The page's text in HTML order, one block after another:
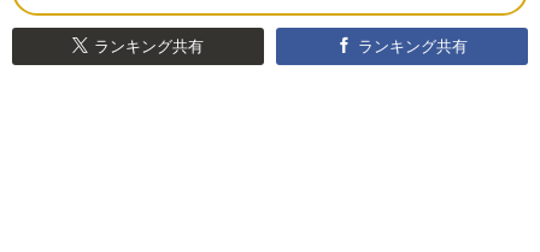
ランキング共有 ランキング共有